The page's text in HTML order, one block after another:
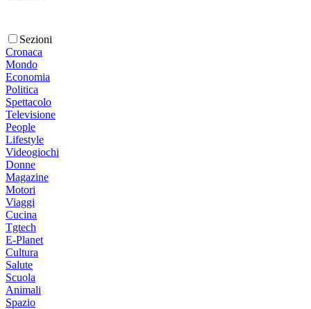
Sezioni
Cronaca
Mondo
Economia
Politica
Spettacolo
Televisione
People
Lifestyle
Videogiochi
Donne
Magazine
Motori
Viaggi
Cucina
Tgtech
E-Planet
Cultura
Salute
Scuola
Animali
Spazio